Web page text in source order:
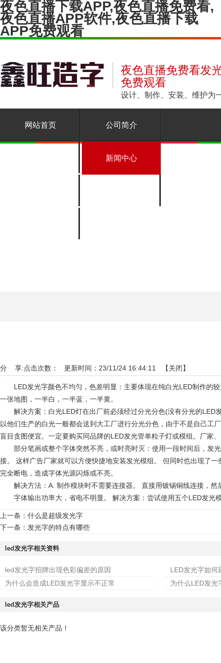
夜色直播下载APP,夜色直播免费看,
夜色直播APP软件,夜色直播下载
APP免费观看
夜色直播免费看发
免费观看
设计、制作、安装、维
网站首页 公司简介
新闻中心
点击次数： 更新时间：23/11/24 16:44:11 【关闭】
分 享:
LED发光字颜色不均匀，色差明显：主要体现在纯白光LED制作的较大
一张地图，一半白，一半蓝，一半黄。
解决方案：白光LED灯在出厂前必须经过分光分色(没有分光的LED发出的
以他们生产的白光一般都会送到大工厂进行分光分色，由于不是自己工厂的
盲目贪图便宜。一定要购买同品牌的LED发光管单粒子灯或模组。厂家、同批
部分笔画或整个字体突然不亮，或时亮时灭：使用一段时间后
接。 这样广告厂家就可以方便快捷地安装发光模组。 但同时也出现了
完全断电，造成字体光源闪烁或不亮。
解决方法：A. 制作模块时不需要连接器。 直接用镀锡铜线连接，
字体输出功率大，省电不明显。 解决方案：尝试使用五个LED发光模
上一条： 什么是超级发光字
下一条： 发光字的特点有哪些
led发光字相关资料
led发光字招牌出现色彩偏差的原因
LED发光字如何
为什么会造成LED发光字显示不正常
为什么LED发光
led发光字相关产品
该分类暂无相关产品！